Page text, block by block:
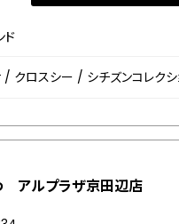
ド
/ クロスシー / シチズンコレクシ
アルプラザ京田辺店